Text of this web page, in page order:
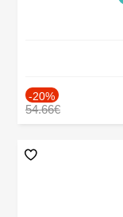
-20%
54.66€